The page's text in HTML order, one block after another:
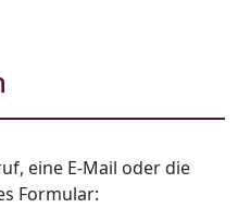
eine E-Mail oder die
Formular: